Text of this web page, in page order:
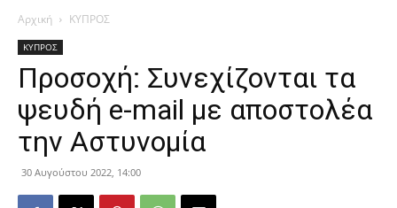
Αρχική ΚΥΠΡΟΣ
ΚΥΠΡΟΣ
Προσοχή: Συνεχίζονται τα
ψευδή e-mail με αποστολέα
την Αστυνομία
30 Αυγούστου 2022, 14:00